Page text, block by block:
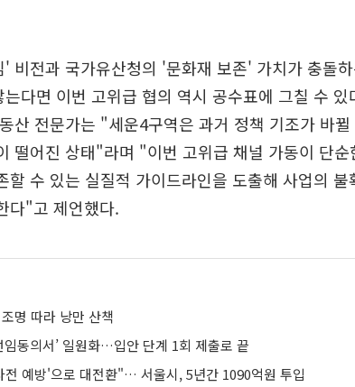
비전과 국가유산청의 '문화재 보존' 가치가 충돌
다면 이번 고위급 협의 역시 공수표에 그칠 수 있
산 전문가는 "세운4구역은 과거 정책 기조가 바뀔
떨어진 상태"라며 "이번 고위급 채널 가동이 단순
할 수 있는 실질적 가이드라인을 도출해 사업의 불
다"고 제언했다.
명 따라 낭만 산책
동의서’ 일원화…입안 단계 1회 제출로 끝
전 예방'으로 대전환"… 서울시, 5년간 1090억원 투입